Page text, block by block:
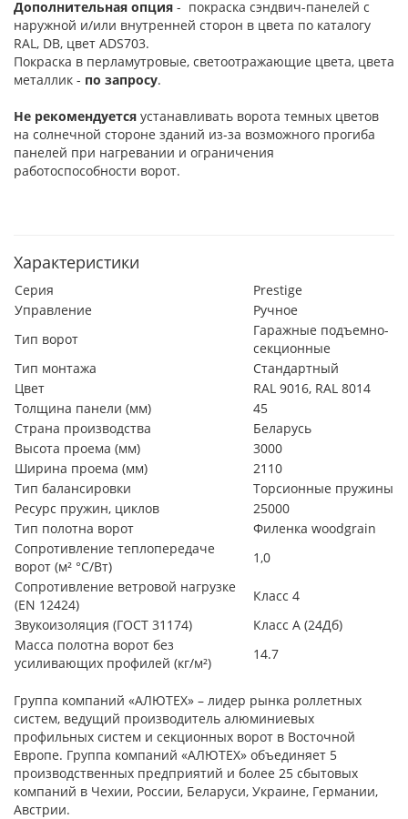
Дополнительная опция - покраска сэндвич-панелей с
наружной и/или внутренней сторон в цвета по каталогу
RAL, DB, цвет ADS703.
Покраска в перламутровые, светоотражающие цвета, цвета
металлик - по запросу.
Не рекомендуется устанавливать ворота темных цветов
на солнечной стороне зданий из-за возможного прогиба
панелей при нагревании и ограничения
работоспособности ворот.
Характеристики
Серия
Prestige
Управление
Ручное
Тип ворот
Гаражные подъемно-
секционные
Тип монтажа
Стандартный
Цвет
RAL 9016, RAL 8014
Толщина панели (мм)
45
Страна производства
Беларусь
Высота проема (мм)
3000
Ширина проема (мм)
2110
Тип балансировки
Торсионные пружины
Ресурс пружин, циклов
25000
Тип полотна ворот
Филенка woodgrain
Сопротивление теплопередаче
ворот (м² °С/Вт)
1,0
Сопротивление ветровой нагрузке
(EN 12424)
Класс 4
Звукоизоляция (ГОСТ 31174)
Класс А (24Дб)
Масса полотна ворот без
усиливающих профилей (кг/м²)
14.7
Группа компаний «АЛЮТЕХ» – лидер рынка роллетных
систем, ведущий производитель алюминиевых
профильных систем и секционных ворот в Восточной
Европе. Группа компаний «АЛЮТЕХ» объединяет 5
производственных предприятий и более 25 сбытовых
компаний в Чехии, России, Беларуси, Украине, Германии,
Австрии.